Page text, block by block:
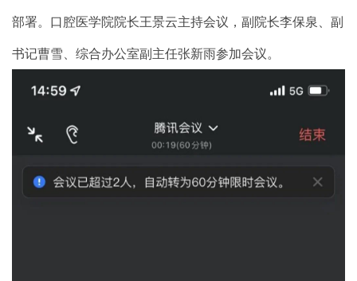
部署。口腔医学院院长王景云主持会议，副院长李保泉、副
书记曹雪、综合办公室副主任张新雨参加会议。